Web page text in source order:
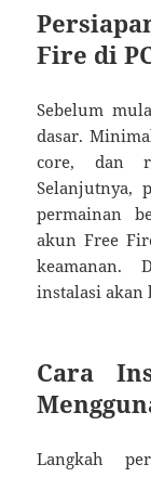
Fire di
Sebelum
dasar.
core, dan
Selanjutnya,
permainan
akun Free
keamanan.
instalasi akan
Cara
Langkah